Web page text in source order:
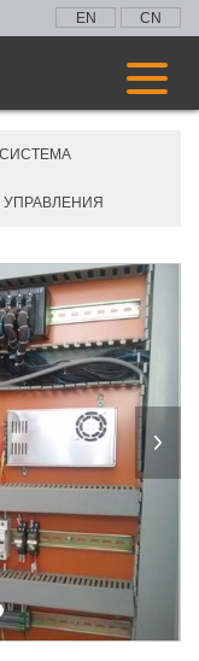
EN CN
СИСТЕМА